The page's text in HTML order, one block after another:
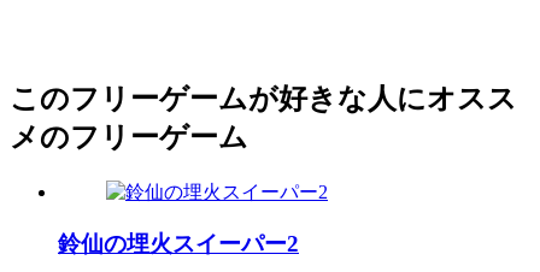
このフリーゲームが好きな人にオスス
メのフリーゲーム
鈴仙の埋火スイーパー2